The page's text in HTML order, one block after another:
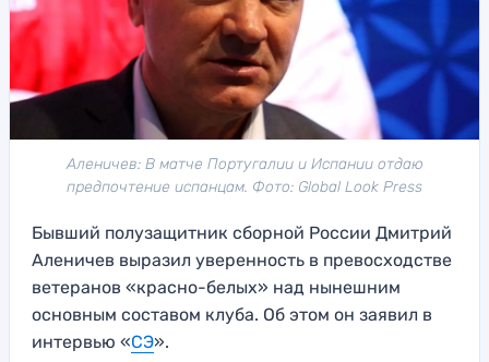
Аленичев: В матче Португалии и Испании отдаю
предпочтение испанцам. Фото: Global Look Press
Бывший полузащитник сборной России Дмитрий
Аленичев выразил уверенность в превосходстве
ветеранов «красно-белых» над нынешним
основным составом клуба. Об этом он заявил в
интервью «СЭ».